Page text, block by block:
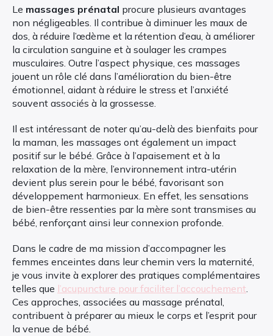
Le massages prénatal procure plusieurs avantages
non négligeables. Il contribue à diminuer les maux de
dos, à réduire l’œdème et la rétention d’eau, à améliorer
la circulation sanguine et à soulager les crampes
musculaires. Outre l’aspect physique, ces massages
jouent un rôle clé dans l’amélioration du bien-être
émotionnel, aidant à réduire le stress et l’anxiété
souvent associés à la grossesse.
Il est intéressant de noter qu’au-delà des bienfaits pour
la maman, les massages ont également un impact
positif sur le bébé. Grâce à l’apaisement et à la
relaxation de la mère, l’environnement intra-utérin
devient plus serein pour le bébé, favorisant son
développement harmonieux. En effet, les sensations
de bien-être ressenties par la mère sont transmises au
bébé, renforçant ainsi leur connexion profonde.
Dans le cadre de ma mission d’accompagner les
femmes enceintes dans leur chemin vers la maternité,
je vous invite à explorer des pratiques complémentaires
telles que l’acupuncture pour faciliter l’accouchement.
Ces approches, associées au massage prénatal,
contribuent à préparer au mieux le corps et l’esprit pour
la venue de bébé.